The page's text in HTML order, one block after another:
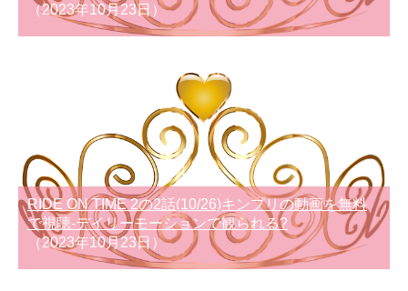
（2023年10月23日）
RIDE ON TIME 2の2話(10/26)キンプリの動画を無料
で視聴-デイリーモーションで観られる?
（2023年10月23日）